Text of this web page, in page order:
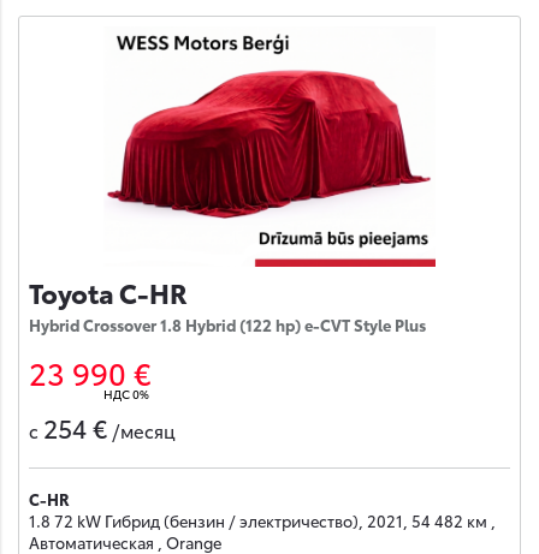
Toyota C-HR
Hybrid Crossover 1.8 Hybrid (122 hp) e-CVT Style Plus
23 990 €
НДС 0%
с 254 € /месяц
C-HR
1.8 72 kW Гибрид (бензин / электричество), 2021, 54 482 км ,
Автоматическая , Orange